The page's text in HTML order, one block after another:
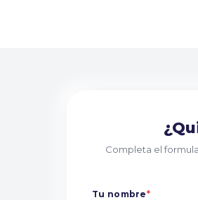
Completa el
Tu nombre*